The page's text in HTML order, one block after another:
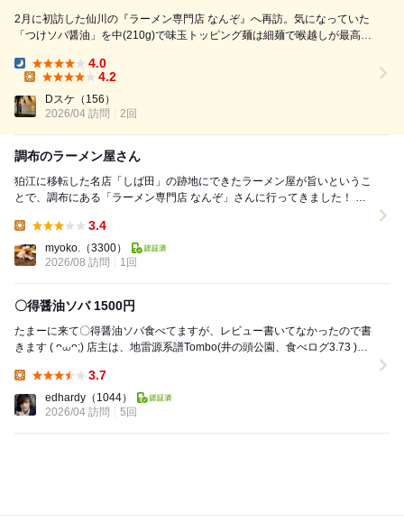
2月に初訪した仙川の『ラーメン専門店 なんぞ』へ再訪。気になっていた
「つけソバ醤油」を中(210g)で味玉トッピング麺は細麺で喉越しが最高つ
ルツルの細麺との相性もいい210gでも軽く食べてしまったので、次は大
(280g)でもいけそうで...
Dinner:
4.0
4.2
Dスケ （156）
2026/04 訪問
2回
調布のラーメン屋さん
狛江に移転した名店「しば田」の跡地にできたラーメン屋が旨いというこ
とで、調布にある「ラーメン専門店 なんぞ」さんに行ってきました！ 平
3.4
myoko. （3300）
2026/08 訪問
1回
〇得醤油ソバ 1500円
たまーに来て〇得醤油ソバ食べてますが、レビュー書いてなかったので書
きます ( ᴖ⩊ᴖ;) 店主は、地雷源系譜Tombo(井の頭公園、食べログ3.73 )出
3.7
edhardy （1044）
2026/04 訪問
5回